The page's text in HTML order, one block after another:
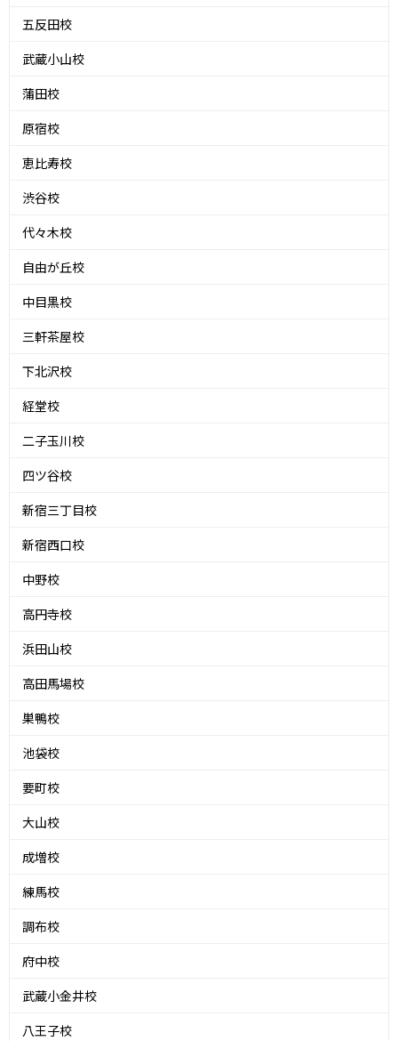
五反田校
武蔵小山校
蒲田校
原宿校
恵比寿校
渋谷校
代々木校
自由が丘校
中目黒校
三軒茶屋校
下北沢校
経堂校
二子玉川校
四ツ谷校
新宿三丁目校
新宿西口校
中野校
高円寺校
浜田山校
高田馬場校
巣鴨校
池袋校
要町校
大山校
成増校
練馬校
調布校
府中校
武蔵小金井校
八王子校